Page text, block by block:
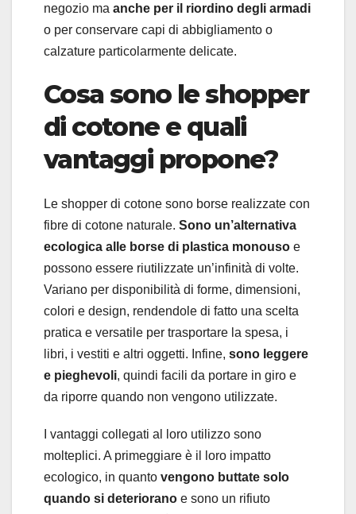
negozio ma anche per il riordino degli armadi
o per conservare capi di abbigliamento o
calzature particolarmente delicate.
Cosa sono le shopper
di cotone e quali
vantaggi propone?
Le shopper di cotone sono borse realizzate con
fibre di cotone naturale. Sono un’alternativa
ecologica alle borse di plastica monouso e
possono essere riutilizzate un’infinità di volte.
Variano per disponibilità di forme, dimensioni,
colori e design, rendendole di fatto una scelta
pratica e versatile per trasportare la spesa, i
libri, i vestiti e altri oggetti. Infine, sono leggere
e pieghevoli, quindi facili da portare in giro e
da riporre quando non vengono utilizzate.
I vantaggi collegati al loro utilizzo sono
molteplici. A primeggiare è il loro impatto
ecologico, in quanto vengono buttate solo
quando si deteriorano e sono un rifiuto